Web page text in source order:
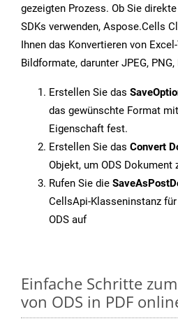
gezeigten Prozess. Ob Sie
SDKs verwenden, Aspose.Cells
Ihnen das Konvertieren von
Bildformate, darunter JPEG, PNG,
Erstellen Sie das
das gewünschte Format
Eigenschaft fest.
Erstellen Sie das Convert
Objekt, um ODS Dokument
Rufen Sie die
CellsApi-Klasseninstanz
ODS auf
Einfache Schritte
von ODS in PDF